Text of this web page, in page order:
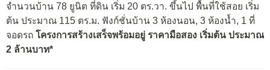
จำนวนบ้าน 78 ยูนิต ที่ดิน เริ่ม 20 ตร.วา. ขึ้นไป พื้นที่ใช้สอย เริ่ม
ต้น ประมาณ 115 ตร.ม. ฟังก์ชั่นบ้าน 3 ห้องนอน, 3 ห้องน้ำ, 1 ที่
จอดรถ โครงการสร้างเสร็จพร้อมอยู่ ราคามือสอง เริ่มต้น ประมาณ
2 ล้านบาท*